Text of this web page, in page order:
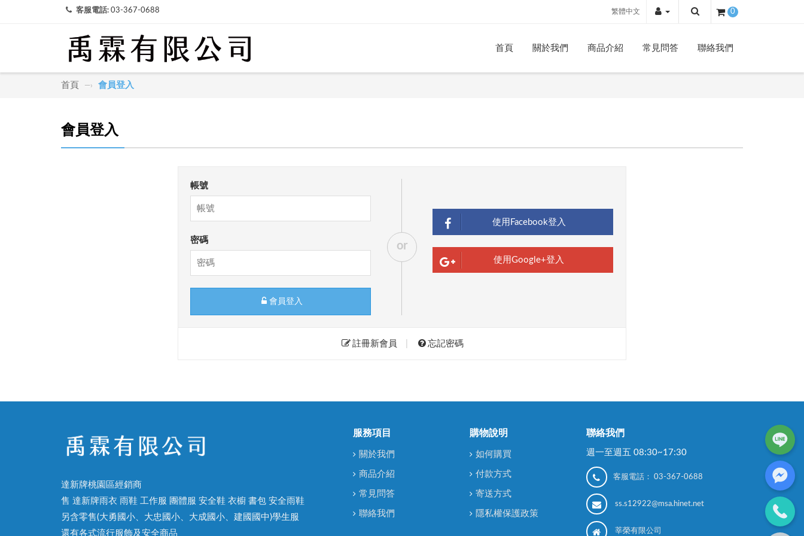
客服電話: 03-367-0688 繁體中文 0
首頁 關於我們 商品介紹 常見問答 聯絡我們
首頁 —› 會員登入
會員登入
帳號
密碼
會員登入
or
使用Facebook登入
使用Google+登入
註冊新會員 忘記密碼
達新牌桃園區經銷商
售 達新牌雨衣 雨鞋 工作服 團體服 安全鞋 衣櫥 書包 安全雨鞋
另含零售(大勇國小、大忠國小、大成國小、建國國中)學生服
還有各式流行服飾及安全商品
服務項目
關於我們
商品介紹
常見問答
聯絡我們
購物說明
如何購買
付款方式
寄送方式
隱私權保護政策
聯絡我們
週一至週五 08:30~17:30
客服電話： 03-367-0688
ss.s12922@msa.hinet.net
莘榮有限公司